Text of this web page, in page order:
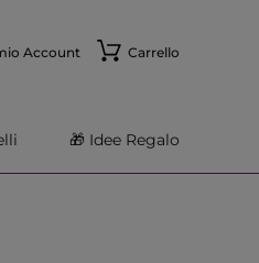
Account Carrello
🎁 Idee Regalo